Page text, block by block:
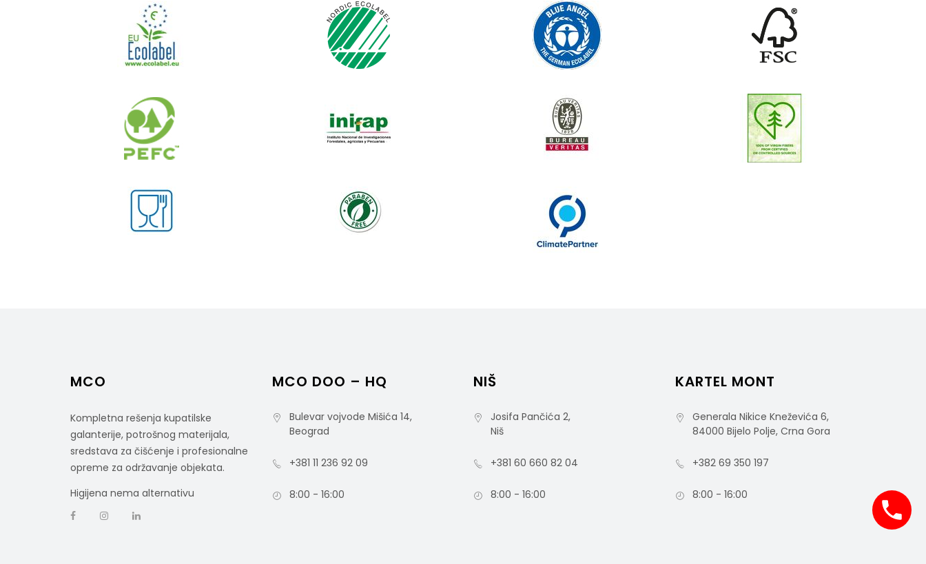
MCO
Kompletna rešenja kupatilske
galanterije, potrošnog materijala,
sredstava za čišćenje i profesionalne
opreme za održavanje objekata.
Higijena nema alternativu
MCO DOO – HQ
Bulevar vojvode Mišića 14,
Beograd
+381 11 236 92 09
8:00 - 16:00
NIŠ
Josifa Pančića 2,
Niš
+381 60 660 82 04
8:00 - 16:00
KARTEL MONT
Generala Nikice Kneževića 6,
84000 Bijelo Polje, Crna Gora
+382 69 350 197
8:00 - 16:00